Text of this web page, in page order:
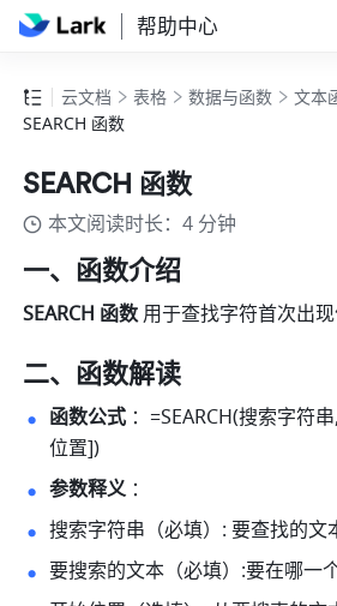
帮助中心
云文档 表格 数据与函数
文本
SEARCH 函数
SEARCH 函数
本文阅读时长：4 分钟
一、函数介绍
SEARCH 函数 用于查找字符首次出现
二、函数解读
函数公式 ：=SEARCH(搜索字符
位置])
参数释义 ：
搜索字符串（必填）: 要查找的文
要搜索的文本（必填）:要在哪一